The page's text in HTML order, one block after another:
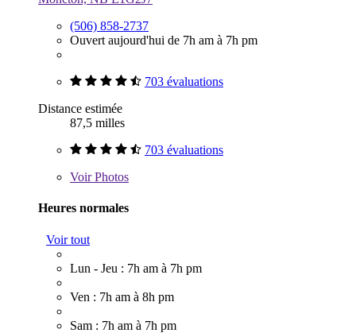
(506) 858-2737
Ouvert aujourd'hui de 7h am à 7h pm
703 évaluations
Distance estimée
87,5 milles
703 évaluations
VoirPhotos
Heures normales
Voir tout
Lun - Jeu : 7h am à 7h pm
Ven : 7h am à 8h pm
Sam : 7h am à 7h pm